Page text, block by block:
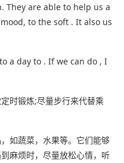
They are able to help us a
to the soft . It also us
a day to . If we can do , I
时锻炼;尽量步行来代替乘
如蔬菜，水果等。它们能够
麻烦时，尽量放松心情，听